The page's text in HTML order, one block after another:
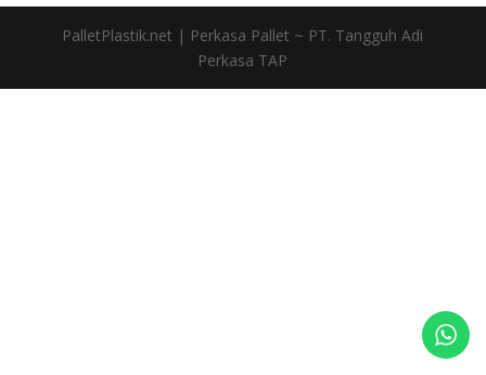
PalletPlastik.net | Perkasa Pallet ~ PT. Tangguh Adi
Perkasa TAP